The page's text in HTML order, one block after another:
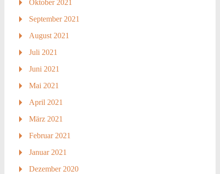
Oktober 2021
September 2021
August 2021
Juli 2021
Juni 2021
Mai 2021
April 2021
März 2021
Februar 2021
Januar 2021
Dezember 2020